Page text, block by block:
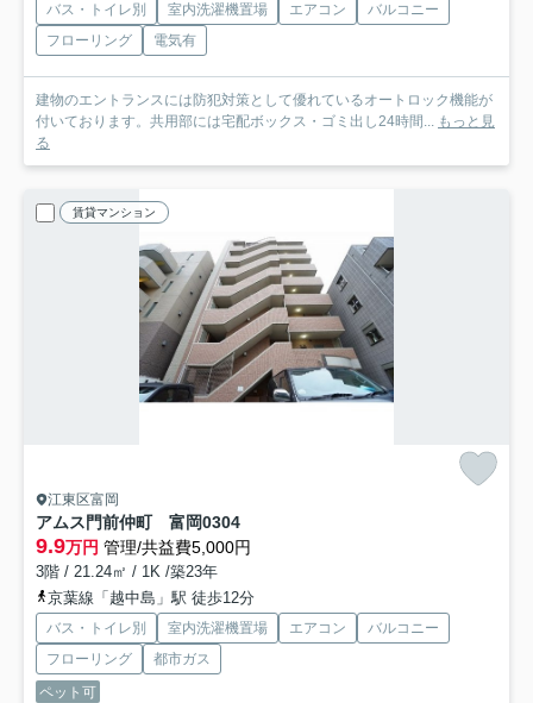
バス・トイレ別 室内洗濯機置場 エアコン
バルコニー
フローリング
電気有
建物のエントランスには防犯対策として優れているオートロック機能が
付いております。共用部には宅配ボックス・ゴミ出し24時間... もっと見
る
賃貸マンション
江東区富岡
アムス門前仲町 富岡0304
9.9万円 管理/共益費5,000円
3階 / 21.24㎡ / 1K /築23年
京葉線「越中島」駅 徒歩12分
バス・トイレ別 室内洗濯機置場 エアコン
バルコニー
フローリング
都市ガス
ペット可